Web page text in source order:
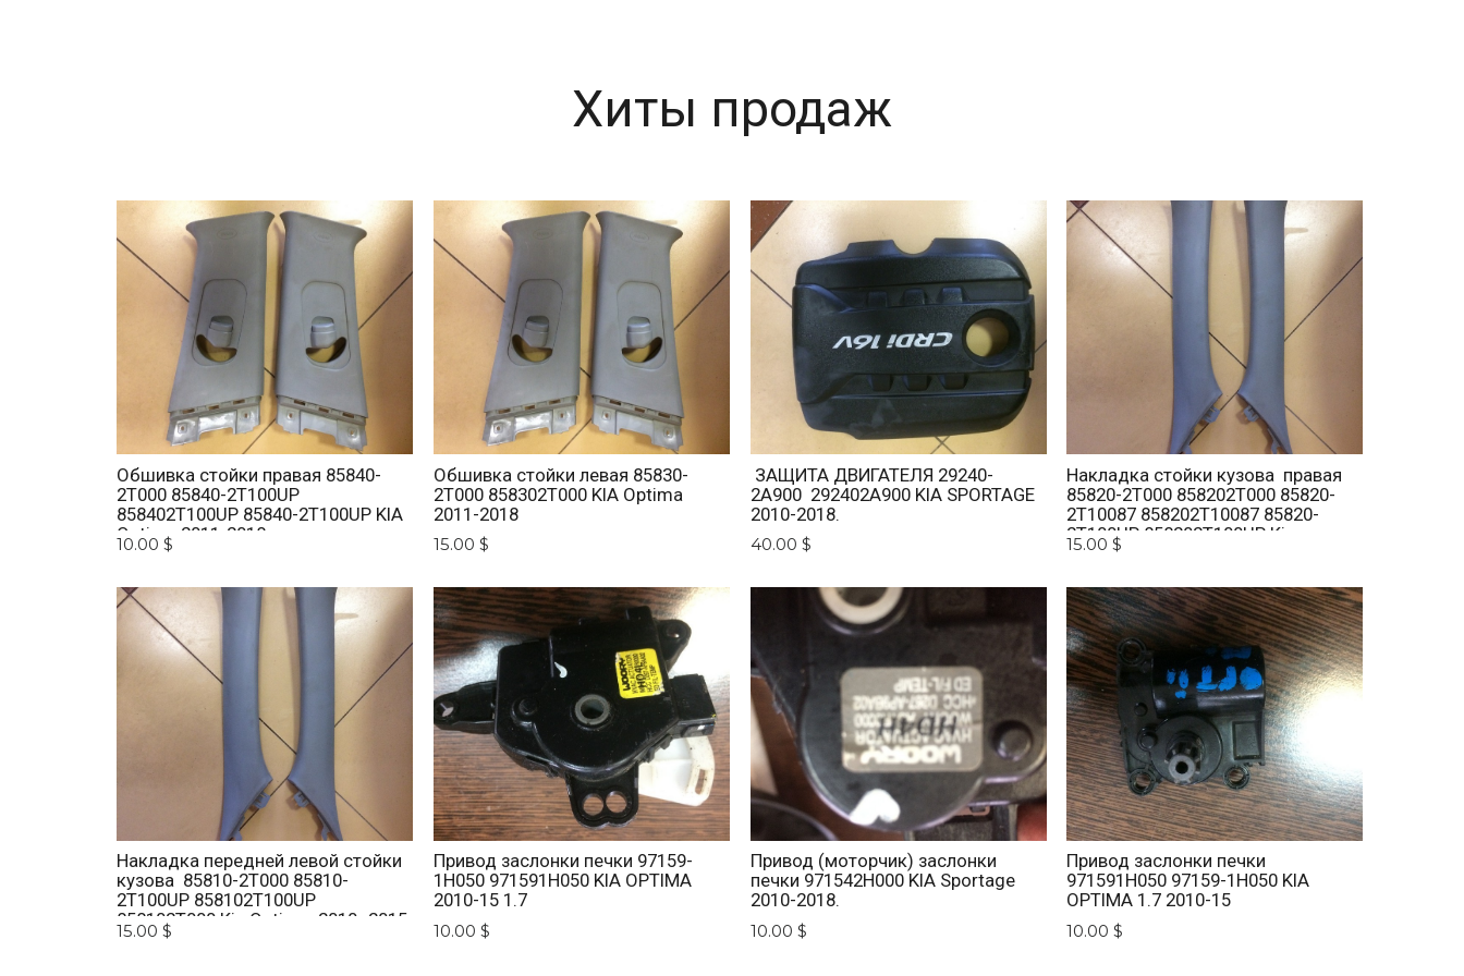
Хиты продаж
Обшивка стойки правая 85840-
2T000 85840-2T100UP
858402T100UP 85840-2T100UP KIA
Optima 2011-2018
10.00 $
Обшивка стойки левая 85830-
2T000 858302T000 KIA Optima
2011-2018
15.00 $
ЗАЩИТА ДВИГАТЕЛЯ 29240-
2A900 292402A900 KIA SPORTAGE
2010-2018.
40.00 $
Накладка стойки кузова правая
85820-2T000 858202T000 85820-
2T10087 858202T10087 85820-
2T100UP 858202T100UP Kia
Optima 2010 -2015
15.00 $
Накладка передней левой стойки
кузова 85810-2T000 85810-
2T100UP 858102T100UP
858102T000 Kia Optima 2010 -2015.
15.00 $
Привод заслонки печки 97159-
1H050 971591H050 KIA OPTIMA
2010-15 1.7
10.00 $
Привод (моторчик) заслонки
печки 971542H000 KIA Sportage
2010-2018.
10.00 $
Привод заслонки печки
971591H050 97159-1H050 KIA
OPTIMA 1.7 2010-15
10.00 $